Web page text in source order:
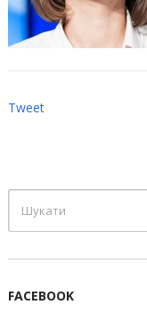
Tweet
FACEBOOK